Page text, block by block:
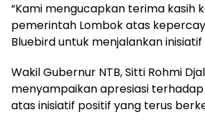
“Kami mengucapkan terima kasih
pemerintah Lombok atas
Bluebird untuk menjalankan inisiatif
Wakil Gubernur NTB, Sitti Rohmi
menyampaikan apresiasi
atas inisiatif positif yang terus